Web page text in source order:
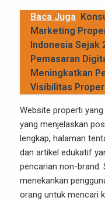
Baca Juga
Marketing
Indonesia Sejak
Pemasaran
Meningkatkan
Visibilitas
Website properti
yang menjelaskan
lengkap, halaman
dan artikel edukatif
pencarian non-brand.
menekankan
orang untuk mencari